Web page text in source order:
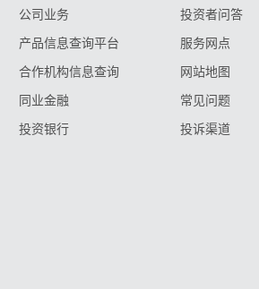
公司业务
产品信息查询平台
合作机构信息查询
同业金融
投资银行
投资者问答
服务网点
网站地图
常见问题
投诉渠道